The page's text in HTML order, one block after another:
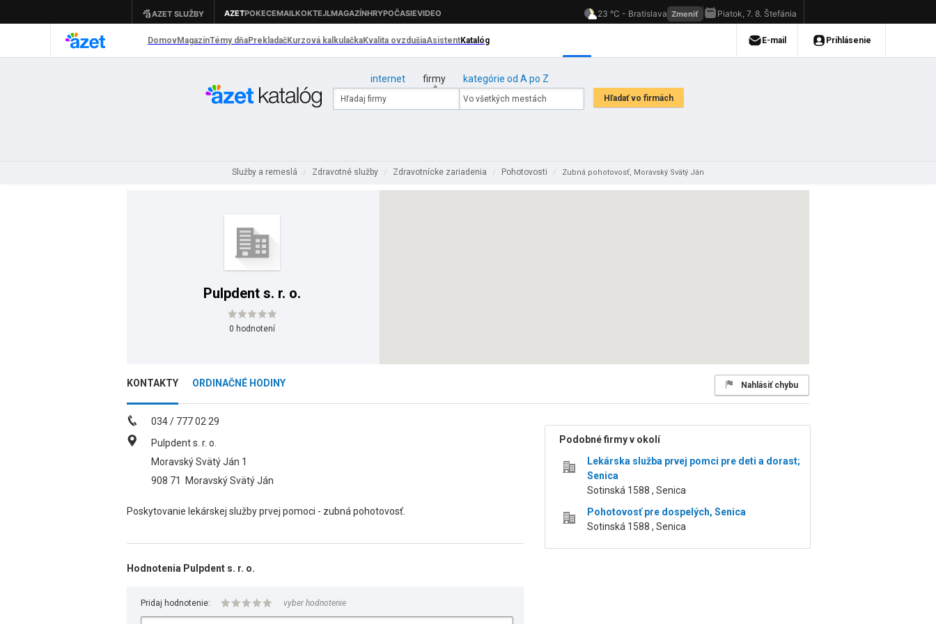
internet firmy kategórie od A po Z
Služby a remeslá / Zdravotné služby / Zdravotnícke zariadenia / Pohotovosti / Zubná pohotovosť, Moravský Svätý Ján
Pulpdent s. r. o.
0 hodnotení
KONTAKTY ORDINAČNÉ HODINY Nahlásiť chybu
034 / 777 02 29
Pulpdent s. r. o.
Moravský Svätý Ján 1
908 71
Moravský Svätý Ján
Poskytovanie lekárskej služby prvej pomoci - zubná pohotovosť.
Hodnotenia Pulpdent s. r. o.
Pridaj hodnotenie: vyber hodnotenie
Podobné firmy v okolí
Lekárska služba prvej pomci pre deti a dorast;
Senica
Sotinská 1588 , Senica
Pohotovosť pre dospelých, Senica
Sotinská 1588 , Senica